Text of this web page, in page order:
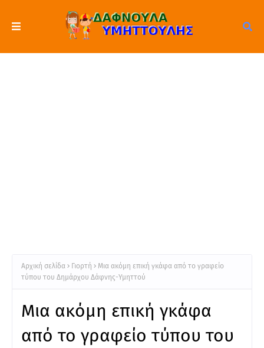
Αρχική σελίδα Γιορτή
Μια ακόμη επική γκάφα από το γραφείο
τύπου του Δημάρχου Δάφνης-Υμηττού
Μια ακόμη επική γκάφα
από το γραφείο τύπου του